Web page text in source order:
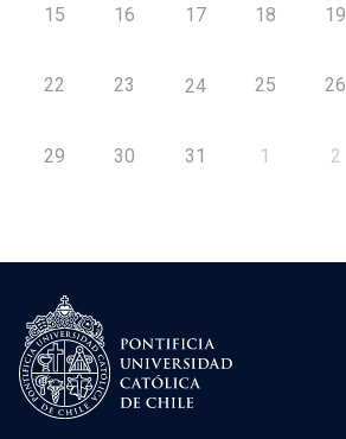
15 16 17 18 19
22 23 24 25 26
29 30 31 1 2